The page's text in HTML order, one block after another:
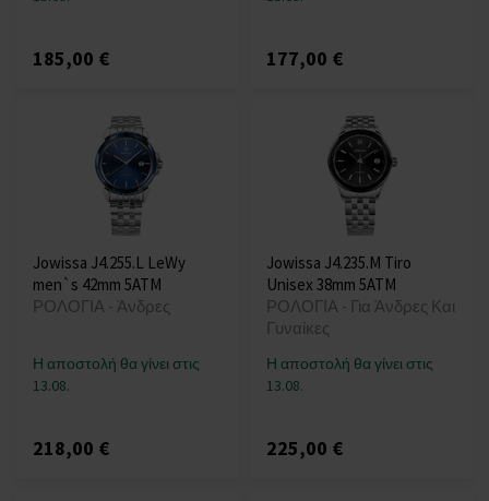
185,00 € 177,00 €
Jowissa J4.255.L LeWy
men`s 42mm 5ATM
ΡΟΛΟΓΙΑ - Άνδρες
Η αποστολή θα γίνει στις
13.08.
218,00 €
Jowissa J4.235.M Tiro
Unisex 38mm 5ATM
ΡΟΛΟΓΙΑ - Για Άνδρες Και
Γυναίκες
Η αποστολή θα γίνει στις
13.08.
225,00 €